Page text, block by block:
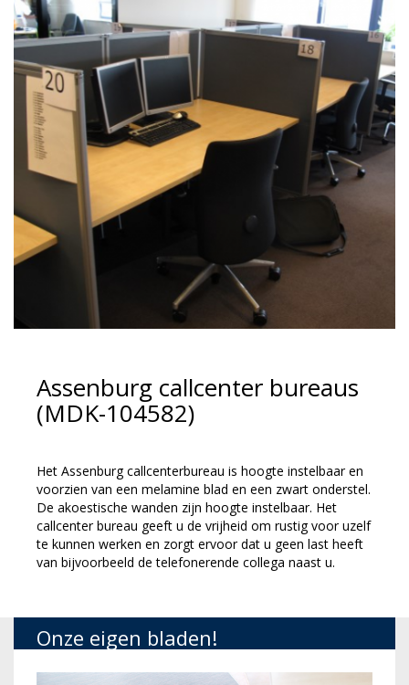
Assenburg callcenter bureaus
(MDK-104582)
Het Assenburg callcenterbureau is hoogte instelbaar en
voorzien van een melamine blad en een zwart onderstel.
De akoestische wanden zijn hoogte instelbaar. Het
callcenter bureau geeft u de vrijheid om rustig voor uzelf
te kunnen werken en zorgt ervoor dat u geen last heeft
van bijvoorbeeld de telefonerende collega naast u.
Onze eigen bladen!